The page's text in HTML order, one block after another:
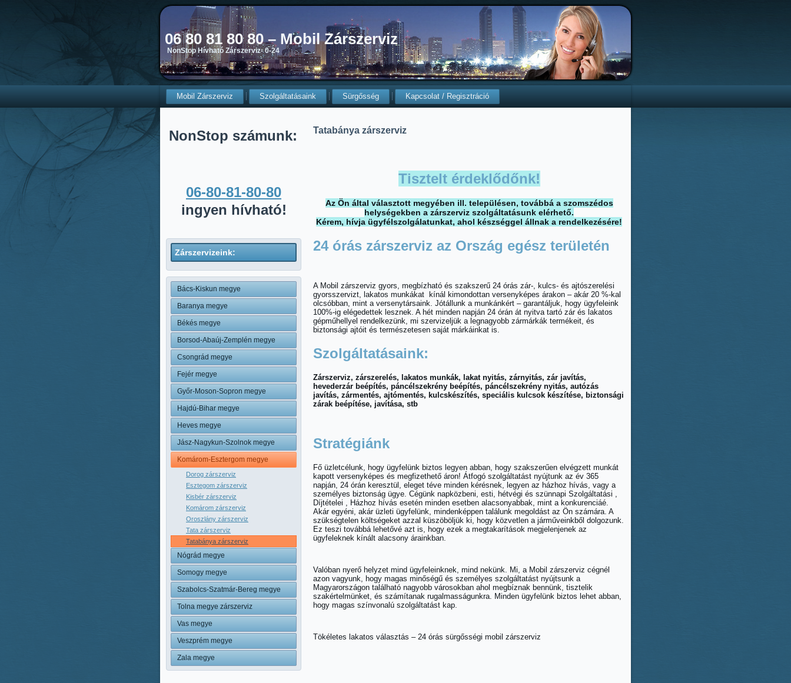
06 80 81 80 80 – Mobil Zárszerviz
NonStop Hívható Zárszerviz- 0-24
Mobil Zárszerviz Szolgáltatásaink Sürgősség Kapcsolat / Regisztráció
NonStop számunk:
06-80-81-80-80
ingyen hívható!
Zárszervizeink:
Bács-Kiskun megye
Baranya megye
Békés megye
Borsod-Abaúj-Zemplén megye
Csongrád megye
Fejér megye
Győr-Moson-Sopron megye
Hajdú-Bihar megye
Heves megye
Jász-Nagykun-Szolnok megye
Komárom-Esztergom megye
Dorog zárszerviz
Esztegom zárszerviz
Kisbér zárszerviz
Komárom zárszerviz
Oroszlány zárszerviz
Tata zárszerviz
Tatabánya zárszerviz
Nógrád megye
Somogy megye
Szabolcs-Szatmár-Bereg megye
Tolna megye zárszerviz
Vas megye
Veszprém megye
Zala megye
Tatabánya zárszerviz
Tisztelt érdeklődőnk!
Az Ön által választott megyében ill. településen, továbbá a szomszédos
helységekben a zárszerviz szolgáltatásunk elérhető.
Kérem, hívja ügyfélszolgálatunkat, ahol készséggel állnak a rendelkezésére!
24 órás zárszerviz az Ország egész területén
A Mobil zárszerviz gyors, megbízható és szakszerű 24 órás zár-, kulcs- és ajtószerelési
gyorsszervizt, lakatos munkákat kínál kimondottan versenyképes árakon – akár 20 %-kal
olcsóbban, mint a versenytársaink. Jótállunk a munkánkért – garantáljuk, hogy ügyfeleink
100%-ig elégedettek lesznek. A hét minden napján 24 órán át nyitva tartó zár és lakatos
gépműhellyel rendelkezünk, mi szervizeljük a legnagyobb zármárkák termékeit, és
biztonsági ajtóit és természetesen saját márkáinkat is.
Szolgáltatásaink:
Zárszerviz, zárszerelés, lakatos munkák, lakat nyitás, zárnyitás, zár javítás,
hevederzár beépítés, páncélszekrény beépítés, páncélszekrény nyitás, autózás
javítás, zármentés, ajtómentés, kulcskészítés, speciális kulcsok készítése, biztonsági
zárak beépítése, javítása, stb
Stratégiánk
Fő üzletcélunk, hogy ügyfelünk biztos legyen abban, hogy szakszerűen elvégzett munkát
kapott versenyképes és megfizethető áron! Átfogó szolgáltatást nyújtunk az év 365
napján, 24 órán keresztül, eleget téve minden kérésnek, legyen az házhoz hívás, vagy a
személyes biztonság ügye. Cégünk napközbeni, esti, hétvégi és szünnapi Szolgáltatási ,
Díjtételei , Házhoz hívás esetén minden esetben alacsonyabbak, mint a konkurenciáé.
Akár egyéni, akár üzleti ügyfelünk, mindenképpen találunk megoldást az Ön számára. A
szükségtelen költségeket azzal küszöböljük ki, hogy közvetlen a járműveinkből dolgozunk.
Ez teszi továbbá lehetővé azt is, hogy ezek a megtakarítások megjelenjenek az
ügyfeleknek kínált alacsony árainkban.
Valóban nyerő helyzet mind ügyfeleinknek, mind nekünk. Mi, a Mobil zárszerviz cégnél
azon vagyunk, hogy magas minőségű és személyes szolgáltatást nyújtsunk a
Magyarországon található nagyobb városokban ahol megbíznak bennünk, tisztelik
szakértelmünket, és számítanak rugalmasságunkra. Minden ügyfelünk biztos lehet abban,
hogy magas színvonalú szolgáltatást kap.
Tökéletes lakatos választás – 24 órás sürgősségi mobil zárszerviz